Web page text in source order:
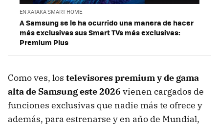
EN XATAKA SMART HOME
A Samsung se le ha ocurrido una manera de hacer
más exclusivas sus Smart TVs más exclusivas:
Premium Plus
Como ves, los televisores premium y de gama
alta de Samsung este 2026 vienen cargados de
funciones exclusivas que nadie más te ofrece y
además, para estrenarse y en año de Mundial,